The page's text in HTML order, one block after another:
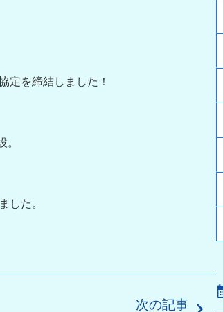
定を締結しました！
した。
次の記事